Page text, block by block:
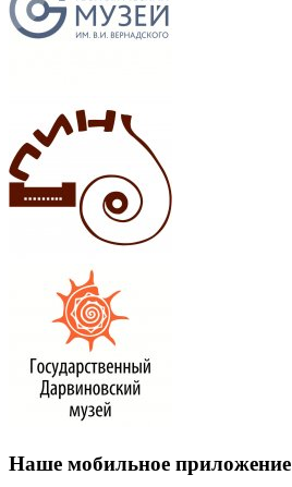
Наше мобильное приложение